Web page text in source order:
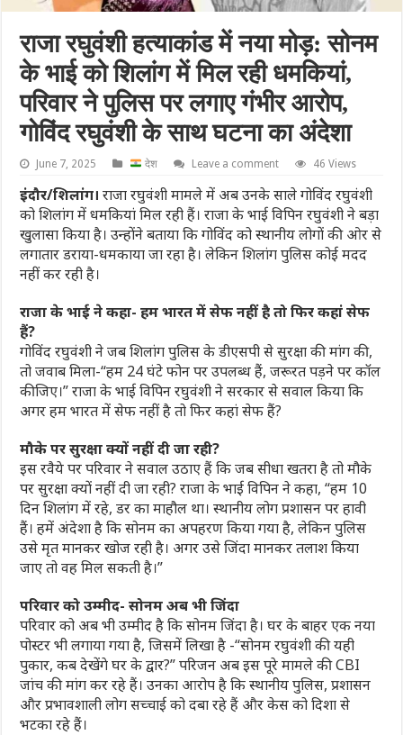
राजा रघुवंशी हत्याकांड में नया मोड़: सोनम
के भाई को शिलांग में मिल रही धमकियां,
परिवार ने पुलिस पर लगाए गंभीर आरोप,
गोविंद रघुवंशी के साथ घटना का अंदेशा
June 7, 2025 देश Leave a comment 46 Views
इंदौर/शिलांग। राजा रघुवंशी मामले में अब उनके साले गोविंद रघुवंशी
को शिलांग में धमकियां मिल रही हैं। राजा के भाई विपिन रघुवंशी ने बड़ा
खुलासा किया है। उन्होंने बताया कि गोविंद को स्थानीय लोगों की ओर से
लगातार डराया-धमकाया जा रहा है। लेकिन शिलांग पुलिस कोई मदद
नहीं कर रही है।
राजा के भाई ने कहा- हम भारत में सेफ नहीं है तो फिर कहां सेफ
हैं?
गोविंद रघुवंशी ने जब शिलांग पुलिस के डीएसपी से सुरक्षा की मांग की,
तो जवाब मिला-“हम 24 घंटे फोन पर उपलब्ध हैं, जरूरत पड़ने पर कॉल
कीजिए।” राजा के भाई विपिन रघुवंशी ने सरकार से सवाल किया कि
अगर हम भारत में सेफ नहीं है तो फिर कहां सेफ हैं?
मौके पर सुरक्षा क्यों नहीं दी जा रही?
इस रवैये पर परिवार ने सवाल उठाए हैं कि जब सीधा खतरा है तो मौके
पर सुरक्षा क्यों नहीं दी जा रही? राजा के भाई विपिन ने कहा, “हम 10
दिन शिलांग में रहे, डर का माहौल था। स्थानीय लोग प्रशासन पर हावी
हैं। हमें अंदेशा है कि सोनम का अपहरण किया गया है, लेकिन पुलिस
उसे मृत मानकर खोज रही है। अगर उसे जिंदा मानकर तलाश किया
जाए तो वह मिल सकती है।”
परिवार को उम्मीद- सोनम अब भी जिंदा
परिवार को अब भी उम्मीद है कि सोनम जिंदा है। घर के बाहर एक नया
पोस्टर भी लगाया गया है, जिसमें लिखा है -“सोनम रघुवंशी की यही
पुकार, कब देखेंगे घर के द्वार?” परिजन अब इस पूरे मामले की CBI
जांच की मांग कर रहे हैं। उनका आरोप है कि स्थानीय पुलिस, प्रशासन
और प्रभावशाली लोग सच्चाई को दबा रहे हैं और केस को दिशा से
भटका रहे हैं।